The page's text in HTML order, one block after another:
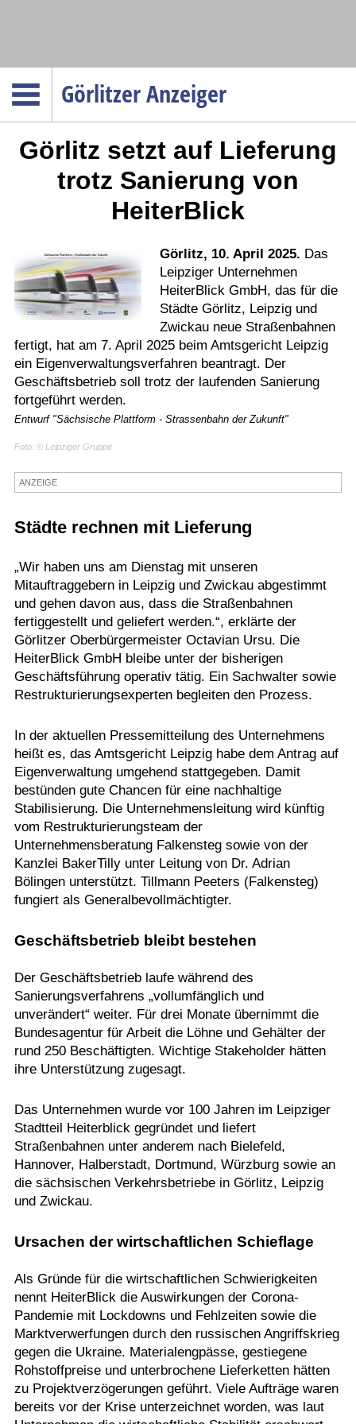
Görlitzer Anzeiger
Menüpunkte
Politik
Gesellschaft
Verkehr
Gesundheit
Sport
Termine
Kostenlos
Görlitz setzt auf Lieferung
trotz Sanierung von
HeiterBlick
Görlitz, 10. April 2025. Das
Leipziger Unternehmen
HeiterBlick GmbH, das für die
Städte Görlitz, Leipzig und
Zwickau neue Straßenbahnen
fertigt, hat am 7. April 2025 beim Amtsgericht Leipzig
ein Eigenverwaltungsverfahren beantragt. Der
Geschäftsbetrieb soll trotz der laufenden Sanierung
fortgeführt werden.
Entwurf "Sächsische Plattform - Strassenbahn der Zukunft"
Foto: © Leipziger Gruppe
ANZEIGE
Städte rechnen mit Lieferung
„Wir haben uns am Dienstag mit unseren
Mitauftraggebern in Leipzig und Zwickau abgestimmt
und gehen davon aus, dass die Straßenbahnen
fertiggestellt und geliefert werden.“, erklärte der
Görlitzer Oberbürgermeister Octavian Ursu. Die
HeiterBlick GmbH bleibe unter der bisherigen
Geschäftsführung operativ tätig. Ein Sachwalter sowie
Restrukturierungsexperten begleiten den Prozess.
In der aktuellen Pressemitteilung des Unternehmens
heißt es, das Amtsgericht Leipzig habe dem Antrag auf
Eigenverwaltung umgehend stattgegeben. Damit
bestünden gute Chancen für eine nachhaltige
Stabilisierung. Die Unternehmensleitung wird künftig
vom Restrukturierungsteam der
Unternehmensberatung Falkensteg sowie von der
Kanzlei BakerTilly unter Leitung von Dr. Adrian
Bölingen unterstützt. Tillmann Peeters (Falkensteg)
fungiert als Generalbevollmächtigter.
Geschäftsbetrieb bleibt bestehen
Der Geschäftsbetrieb laufe während des
Sanierungsverfahrens „vollumfänglich und
unverändert“ weiter. Für drei Monate übernimmt die
Bundesagentur für Arbeit die Löhne und Gehälter der
rund 250 Beschäftigten. Wichtige Stakeholder hätten
ihre Unterstützung zugesagt.
Das Unternehmen wurde vor 100 Jahren im Leipziger
Stadtteil Heiterblick gegründet und liefert
Straßenbahnen unter anderem nach Bielefeld,
Hannover, Halberstadt, Dortmund, Würzburg sowie an
die sächsischen Verkehrsbetriebe in Görlitz, Leipzig
und Zwickau.
Ursachen der wirtschaftlichen Schieflage
Als Gründe für die wirtschaftlichen Schwierigkeiten
nennt HeiterBlick die Auswirkungen der Corona-
Pandemie mit Lockdowns und Fehlzeiten sowie die
Marktverwerfungen durch den russischen Angriffskrieg
gegen die Ukraine. Materialengpässe, gestiegene
Rohstoffpreise und unterbrochene Lieferketten hätten
zu Projektverzögerungen geführt. Viele Aufträge waren
bereits vor der Krise unterzeichnet worden, was laut